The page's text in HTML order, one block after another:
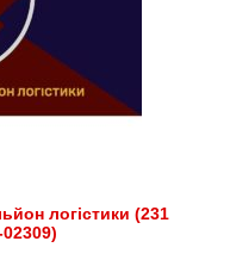
логістики (231